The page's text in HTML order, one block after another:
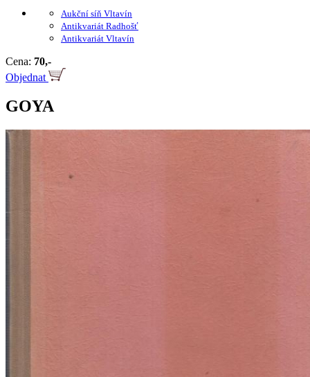
Aukční síň Vltavín
Antikvariát Radhošť
Antikvariát Vltavín
Cena: 70,-
Objednat
GOYA